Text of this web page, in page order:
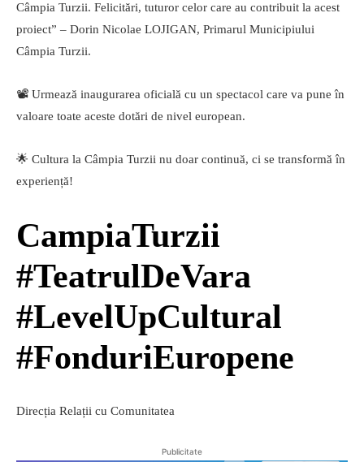
Câmpia Turzii. Felicitări, tuturor celor care au contribuit la acest
proiect” – Dorin Nicolae LOJIGAN, Primarul Municipiului
Câmpia Turzii.
📽 Urmează inaugurarea oficială cu un spectacol care va pune în
valoare toate aceste dotări de nivel european.
🌟 Cultura la Câmpia Turzii nu doar continuă, ci se transformă în
experiență!
CampiaTurzii
#TeatrulDeVara
#LevelUpCultural
#FonduriEuropene
Direcția Relații cu Comunitatea
Publicitate